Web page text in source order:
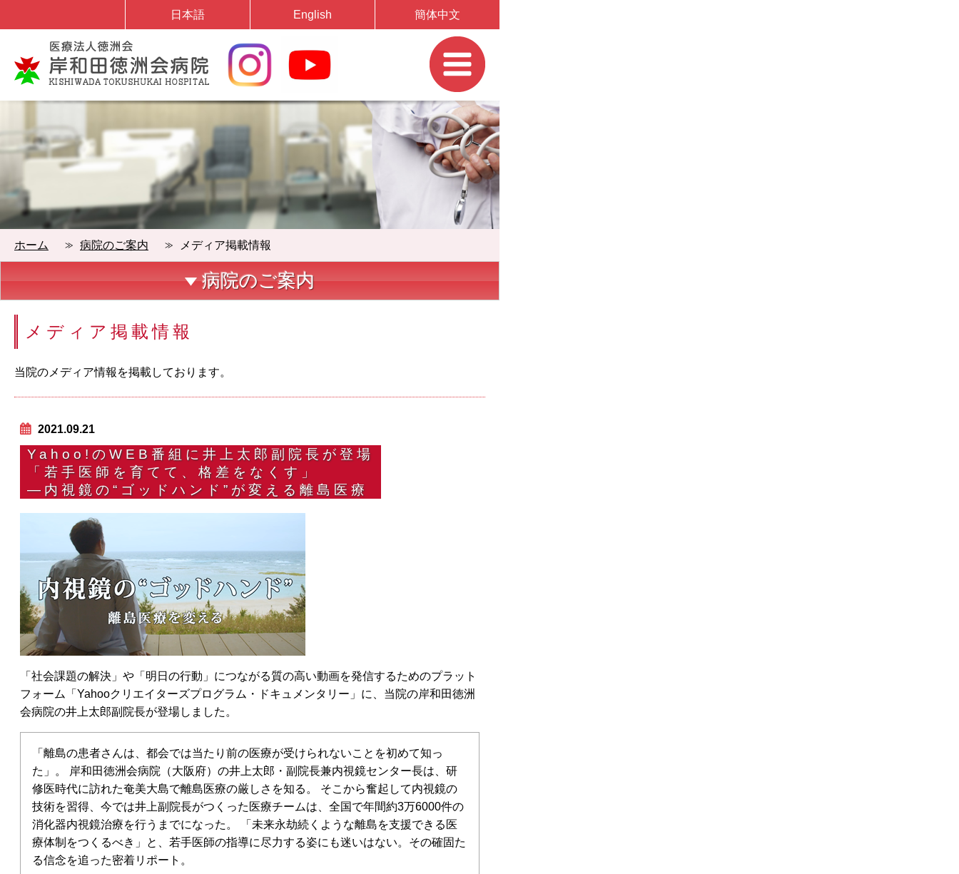
日本語 English 簡体中文
岸和田徳洲会病院
ホーム 病院のご案内 メディア掲載情報
病院のご案内
メディア掲載情報
当院のメディア情報を掲載しております。
2021.09.21
Yahoo!のWEB番組に井上太郎副院長が登場
「若手医師を育てて、格差をなくす」
―内視鏡の“ゴッドハンド”が変える離島医療
「社会課題の解決」や「明日の行動」につながる質の高い動画を発信するためのプラット
フォーム「Yahooクリエイターズプログラム・ドキュメンタリー」に、当院の岸和田徳洲
会病院の井上太郎副院長が登場しました。
「離島の患者さんは、都会では当たり前の医療が受けられないことを初めて知っ
た」。 岸和田徳洲会病院（大阪府）の井上太郎・副院長兼内視鏡センター長は、研
修医時代に訪れた奄美大島で離島医療の厳しさを知る。 そこから奮起して内視鏡の
技術を習得、今では井上副院長がつくった医療チームは、全国で年間約3万6000件の
消化器内視鏡治療を行うまでになった。 「未来永劫続くような離島を支援できる医
療体制をつくるべき」と、若手医師の指導に尽力する姿にも迷いはない。その確固た
る信念を追った密着リポート。